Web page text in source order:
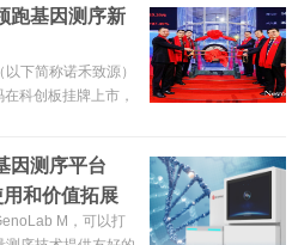
本轮融资资金将主
市场推广、医疗器
跑基因测序新
下简称诺禾致源）
科创板挂牌上市，
章。 诺禾致源挂牌
超100亿元。 上午
因测序平台
和价值拓展
M，可以打